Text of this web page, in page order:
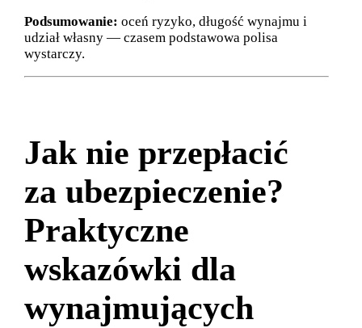
Podsumowanie: oceń ryzyko, długość wynajmu i
udział własny — czasem podstawowa polisa
wystarczy.
Jak nie przepłacić
za ubezpieczenie?
Praktyczne
wskazówki dla
wynajmujących